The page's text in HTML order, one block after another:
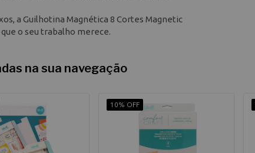
a Guilhotina Magnética 8 Cortes Magnetic
o seu trabalho merece.
na sua navegação
10% OFF